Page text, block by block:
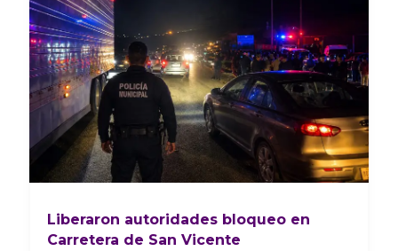
Liberaron autoridades bloqueo en
Carretera de San Vicente